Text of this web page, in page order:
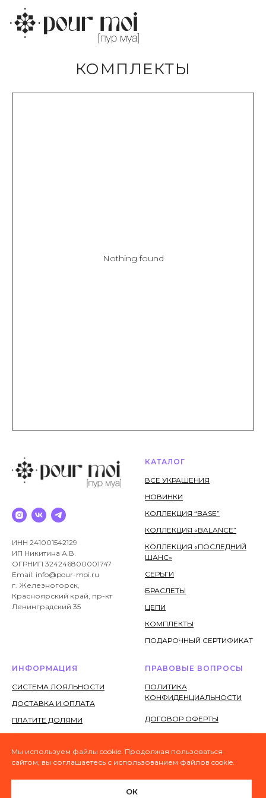
КОМПЛЕКТЫ
Nothing found
Мы используем файлы cookie. Продолжая пользоваться
сайтом, вы соглашаетесь с использованием файлов cookie.
ОК
ИНН 241001542129
ИП Никитина А.В.
ОГРНИП 324246800001747
Email: info@pour-moi.ru
г. Железногорск,
Красноярский край, пр-кт
Ленинградский 35
КАТАЛОГ
ВСЕ УКРАШЕНИЯ
НОВИНКИ
КОЛЛЕКЦИЯ “BASE”
КОЛЛЕКЦИЯ «BALANCE”
КОЛЛЕКЦИЯ «ПОСЛЕДНИЙ
ШАНС»
СЕРЬГИ
БРАСЛЕТЫ
ЦЕПИ
КОМПЛЕКТЫ
ПОДАРОЧНЫЙ СЕРТИФИКАТ
ИНФОРМАЦИЯ
СИСТЕМА ЛОЯЛЬНОСТИ
ДОСТАВКА И ОПЛАТА
ПЛАТИТЕ ДОЛЯМИ
УКРАШЕНИЯМИ
ГАРАНТИЯ
ВОЗВРАТ
ПРАВОВЫЕ ВОПРОСЫ
ПОЛИТИКА
КОНФИДЕНЦИАЛЬНОСТИ
ДОГОВОР ОФЕРТЫ
ПЕРСОНАЛЬНЫХ ДАННЫХ